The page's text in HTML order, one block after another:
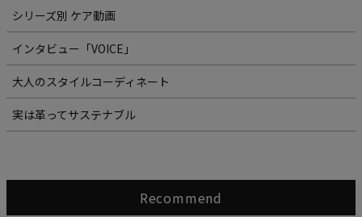
シリーズ別 ケア動画
インタビュー「VOICE」
大人のスタイルコーディネート
実は革ってサステナブル
Recommend